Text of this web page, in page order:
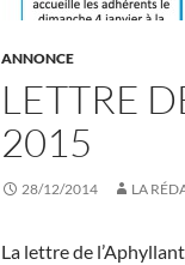
ANNONCE
LETTRE
2015
28/12/2014 LA
La lettre de